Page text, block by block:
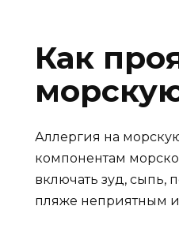
Как
Аллергия на
компонентам
включать зуд, сыпь,
пляже неприятным